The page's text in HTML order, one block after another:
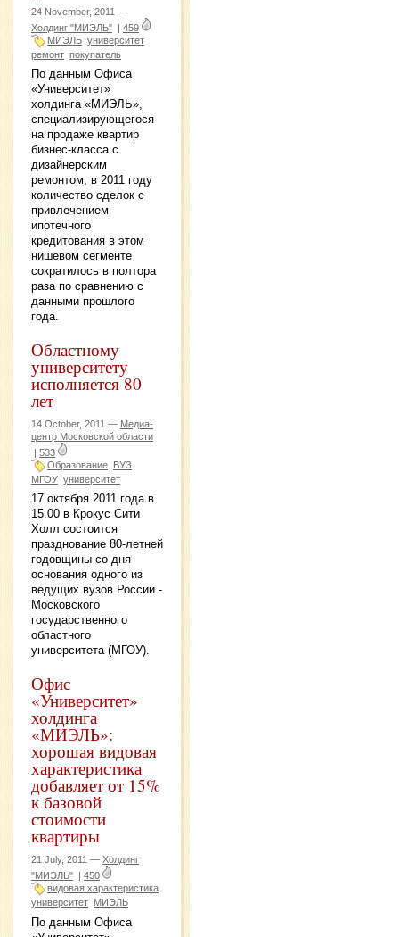
24 November, 2011 —
Холдинг "МИЭЛЬ" | 459
МИЭЛЬ университет
ремонт покупатель
По данным Офиса
«Университет»
холдинга «МИЭЛЬ»,
специализирующегося
на продаже квартир
бизнес-класса с
дизайнерским
ремонтом, в 2011 году
количество сделок с
привлечением
ипотечного
кредитования в этом
нишевом сегменте
сократилось в полтора
раза по сравнению с
данными прошлого
года.
Областному
университету
исполняется 80
лет
14 October, 2011 — Медиа-
центр Московской области
| 533
Образование ВУЗ
МГОУ университет
17 октября 2011 года в
15.00 в Крокус Сити
Холл состоится
празднование 80-летней
годовщины со дня
основания одного из
ведущих вузов России -
Московского
государственного
областного
университета (МГОУ).
Офис
«Университет»
холдинга
«МИЭЛЬ»:
хорошая видовая
характеристика
добавляет от 15%
к базовой
стоимости
квартиры
21 July, 2011 — Холдинг
"МИЭЛЬ"
450
видовая характеристика
университет МИЭЛЬ
По данным Офиса